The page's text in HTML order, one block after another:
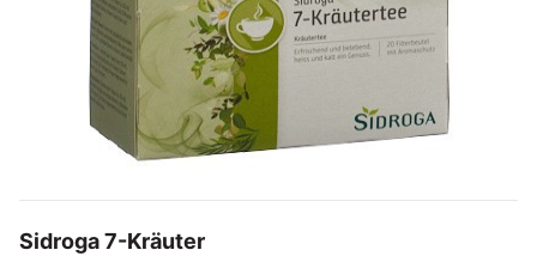
Sidroga 7-Kräuter